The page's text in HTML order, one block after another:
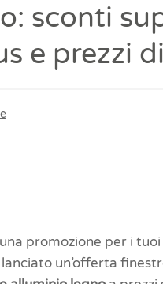
sconti
e prezzi
promozione per i
un’offerta